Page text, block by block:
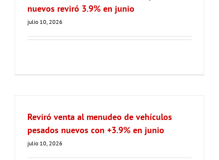
nuevos reviró 3.9% en junio
julio 10, 2026
Reviró venta al menudeo de vehículos
pesados nuevos con +3.9% en junio
julio 10, 2026